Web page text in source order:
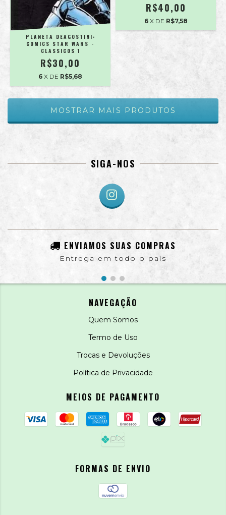
PLANETA DEAGOSTINI:
COMICS STAR WARS -
CLASSICOS 1
R$30,00
6 X DE R$5,68
R$40,00
6 X DE R$7,58
MOSTRAR MAIS PRODUTOS
SIGA-NOS
ENVIAMOS SUAS COMPRAS
Entrega em todo o país
NAVEGAÇÃO
Quem Somos
Termo de Uso
Trocas e Devoluções
Política de Privacidade
MEIOS DE PAGAMENTO
FORMAS DE ENVIO